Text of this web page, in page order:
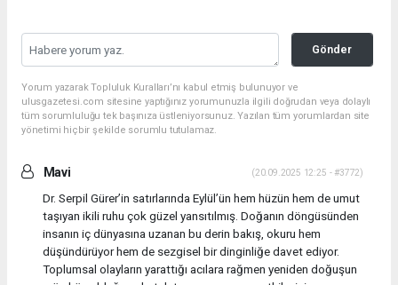
Gönder
Yorum yazarak Topluluk Kuralları’nı kabul etmiş bulunuyor ve
ulusgazetesi.com sitesine yaptığınız yorumunuzla ilgili doğrudan veya dolaylı
tüm sorumluluğu tek başınıza üstleniyorsunuz. Yazılan tüm yorumlardan site
yönetimi hiçbir şekilde sorumlu tutulamaz.
Mavi (20.09.2025 12:25 - #3772)
Dr. Serpil Gürer’in satırlarında Eylül’ün hem hüzün hem de umut
taşıyan ikili ruhu çok güzel yansıtılmış. Doğanın döngüsünden
insanın iç dünyasına uzanan bu derin bakış, okuru hem
düşündürüyor hem de sezgisel bir dinginliğe davet ediyor.
Toplumsal olayların yarattığı acılara rağmen yeniden doğuşun